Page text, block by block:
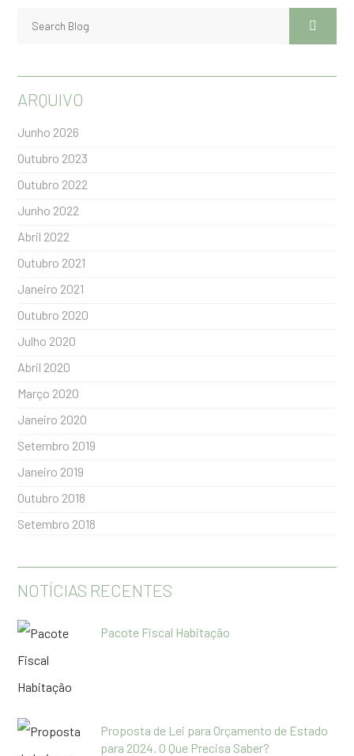
ARQUIVO
Junho 2026
Outubro 2023
Outubro 2022
Junho 2022
Abril 2022
Outubro 2021
Janeiro 2021
Outubro 2020
Julho 2020
Abril 2020
Março 2020
Janeiro 2020
Setembro 2019
Janeiro 2019
Outubro 2018
Setembro 2018
NOTÍCIAS RECENTES
Pacote Fiscal Habitação
Proposta de Lei para Orçamento de Estado
para 2024. O Que Precisa Saber?